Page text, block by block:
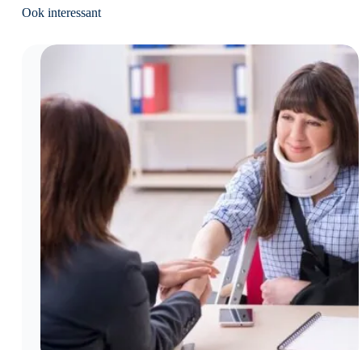
Ook interessant